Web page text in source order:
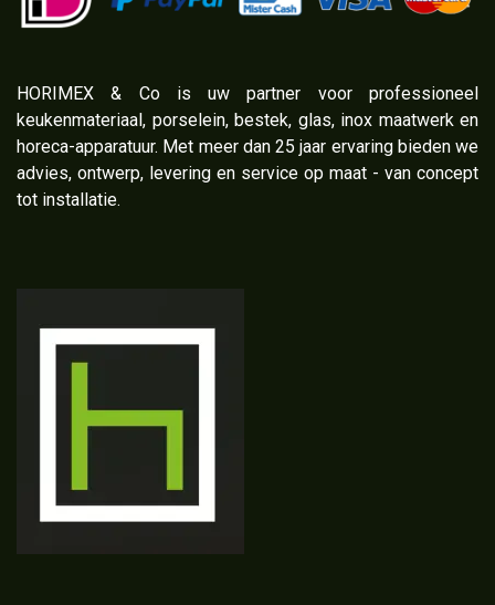
​HORIMEX & Co is uw partner voor professioneel
keukenmateriaal, porselein, bestek, glas, inox maatwerk en
horeca-apparatuur. Met meer dan 25 jaar ervaring bieden we
advies, ontwerp, levering en service op maat - van concept
tot installatie.